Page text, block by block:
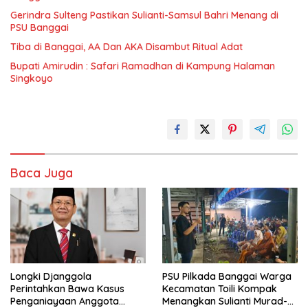
Gerindra Sulteng Pastikan Sulianti-Samsul Bahri Menang di
PSU Banggai
Tiba di Banggai, AA Dan AKA Disambut Ritual Adat
Bupati Amirudin : Safari Ramadhan di Kampung Halaman
Singkoyo
Baca Juga
Longki Djanggola
Perintahkan Bawa Kasus
Penganiayaan Anggota
PSU Pilkada Banggai Warga
Kecamatan Toili Kompak
Menangkan Sulianti Murad-